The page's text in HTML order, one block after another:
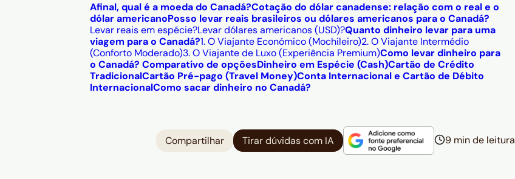
Afinal, qual é a moeda do Canadá?Cotação do dólar canadense: relação com o real e o
dólar americanoPosso levar reais brasileiros ou dólares americanos para o Canadá?
Levar reais em espécie?Levar dólares americanos (USD)?Quanto dinheiro levar para uma
viagem para o Canadá?1. O Viajante Económico (Mochileiro)2. O Viajante Intermédio
(Conforto Moderado)3. O Viajante de Luxo (Experiência Premium)Como levar dinheiro para
o Canadá? Comparativo de opçõesDinheiro em Espécie (Cash)Cartão de Crédito
TradicionalCartão Pré-pago (Travel Money)Conta Internacional e Cartão de Débito
InternacionalComo sacar dinheiro no Canadá?
Compartilhar Tirar dúvidas com IA 9 min de leitura